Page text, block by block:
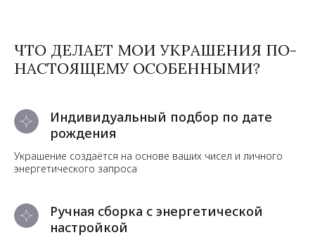
ЧТО ДЕЛАЕТ МОИ УКРАШЕНИЯ ПО-
НАСТОЯЩЕМУ ОСОБЕННЫМИ?
Индивидуальный подбор по дате
рождения
Украшение создаётся на основе ваших чисел и личного
энергетического запроса
Ручная сборка с энергетической
настройкой